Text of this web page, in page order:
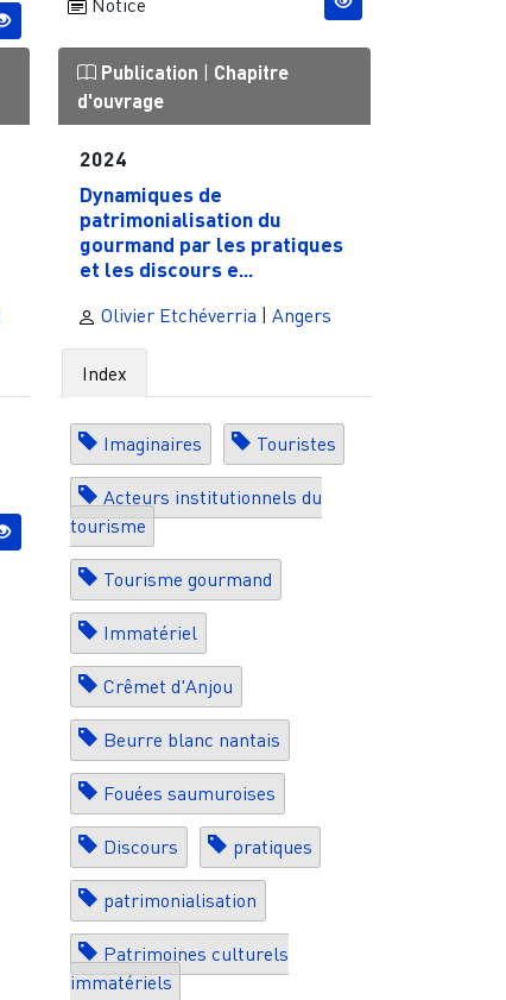
Notice
Publication
Chapitre
d'ouvrage
2024
Dynamiques de
patrimonialisation du
gourmand par les pratiques
et les discours e...
Olivier Etchéverria Angers
Index
Imaginaires Touristes
Acteurs institutionnels du
tourisme
Tourisme gourmand
Immatériel
Crêmet d'Anjou
Beurre blanc nantais
Fouées saumuroises
Discours pratiques
patrimonialisation
Patrimoines culturels
immatériels